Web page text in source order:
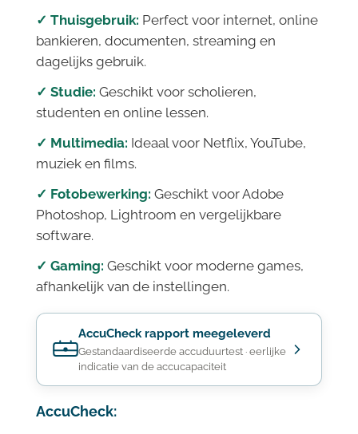
✓ Thuisgebruik: Perfect voor internet, online
bankieren, documenten, streaming en
dagelijks gebruik.
✓ Studie: Geschikt voor scholieren,
studenten en online lessen.
✓ Multimedia: Ideaal voor Netflix, YouTube,
muziek en films.
✓ Fotobewerking: Geschikt voor Adobe
Photoshop, Lightroom en vergelijkbare
software.
✓ Gaming: Geschikt voor moderne games,
afhankelijk van de instellingen.
AccuCheck rapport meegeleverd
Gestandaardiseerde accuduurtest · eerlijke
indicatie van de accucapaciteit
AccuCheck: